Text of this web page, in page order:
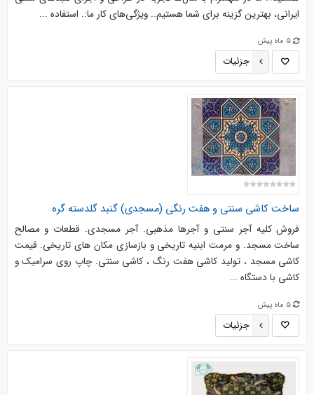
ایرانی، بهترین گزینه برای شما هستیم.. ویژگی‌های کار ما:. استفاده ...
5 ماه پیش
جزئیات
ساخت کاشی سنتی و هفت رنگی (مسجدی) گنبد گلدسته گره
فروش کلیه آجر سنتی و آجرها مذهبی. آجر مسجدی. قطعات و مصالح
ساخت مسجد. و مرمت ابنیه تاریخی و بازسازی مکان های تاریخی. قیمت
کاشی مسجد ، تولید کاشی هفت رنگ ، کاشی سنتی. چاپ روی سرامیک و
کاشی با دستگاه ...
5 ماه پیش
جزئیات